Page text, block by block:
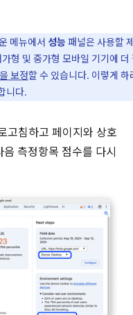
메뉴에서 성능 패널은 사용할
형 및 중가형 모바일 기기에 더
보정할 수 있습니다. 이렇게 하
니다.
고침하고 페이지와 상호
측정항목 점수를 다시